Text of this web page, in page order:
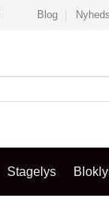
Blog
Stagelys